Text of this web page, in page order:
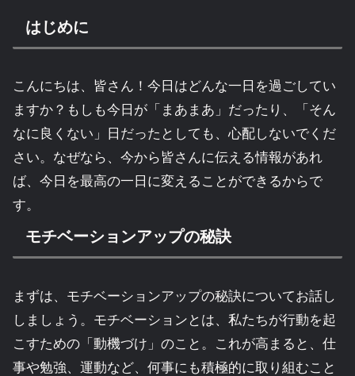
はじめに
こんにちは、皆さん！今日はどんな一日を過ごしてい
ますか？もしも今日が「まあまあ」だったり、「そん
なに良くない」日だったとしても、心配しないでくだ
さい。なぜなら、今から皆さんに伝える情報があれ
ば、今日を最高の一日に変えることができるからで
す。
モチベーションアップの秘訣
まずは、モチベーションアップの秘訣についてお話し
しましょう。モチベーションとは、私たちが行動を起
こすための「動機づけ」のこと。これが高まると、仕
事や勉強、運動など、何事にも積極的に取り組むこと